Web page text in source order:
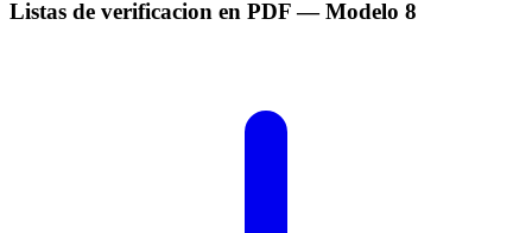
Listas de verificacion en PDF— Modelo 8